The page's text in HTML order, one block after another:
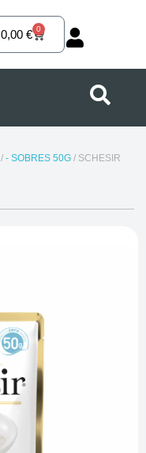
0,00€ 0
Carrito
/ - SOBRES 50G/ SCHESIR